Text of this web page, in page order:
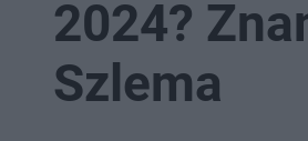
2024?
Szlema